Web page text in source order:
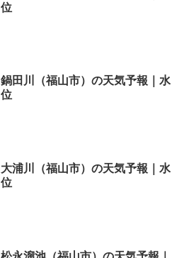
位
鍋田川（福山市）の天気予報｜水
位
大浦川（福山市）の天気予報｜水
位